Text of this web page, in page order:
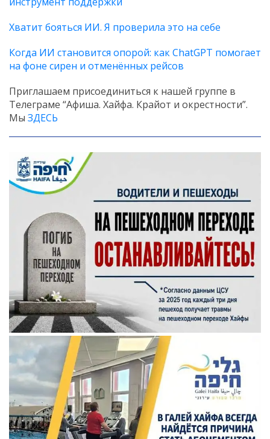
Хватит бояться ИИ. Я проверила это на себе
Когда ИИ становится опорой: как ChatGPT помогает
на фоне сирен и отменённых рейсов
Приглашаем присоединиться к нашей группе в
Телеграме “Афиша. Хайфа. Крайот и окрестности”.
Мы ЗДЕСЬ